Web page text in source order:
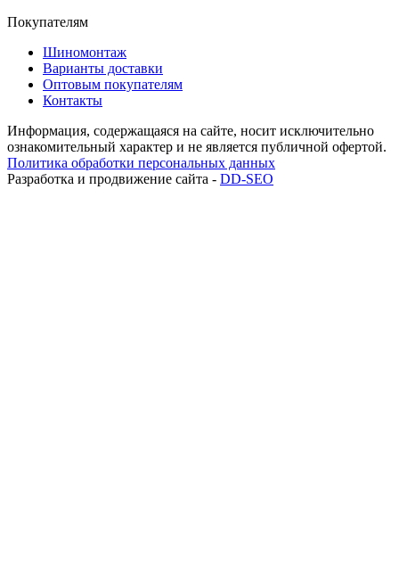
Покупателям
Шиномонтаж
Варианты доставки
Оптовым покупателям
Контакты
Информация, содержащаяся на сайте, носит исключительно
ознакомительный характер и не является публичной офертой.
Политика обработки персональных данных
Разработка и продвижение сайта - DD-SEO